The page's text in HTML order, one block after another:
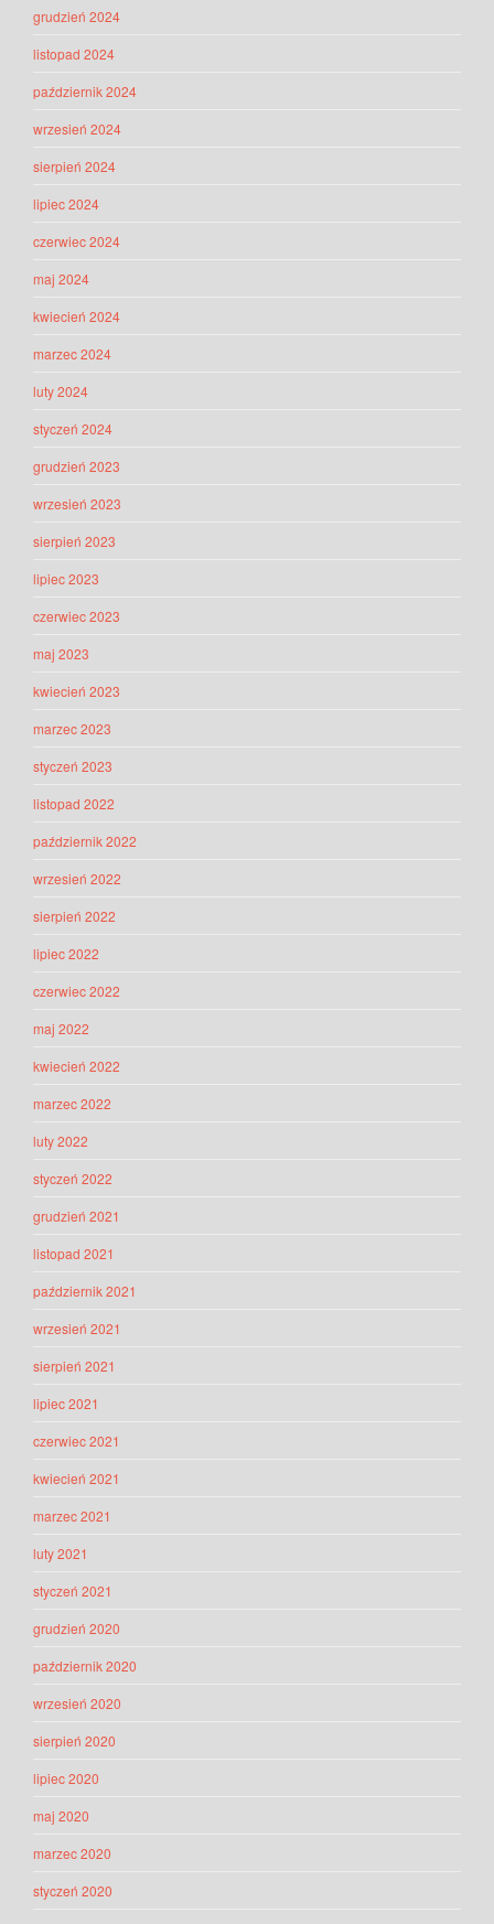
grudzień 2024
listopad 2024
październik 2024
wrzesień 2024
sierpień 2024
lipiec 2024
czerwiec 2024
maj 2024
kwiecień 2024
marzec 2024
luty 2024
styczeń 2024
grudzień 2023
wrzesień 2023
sierpień 2023
lipiec 2023
czerwiec 2023
maj 2023
kwiecień 2023
marzec 2023
styczeń 2023
listopad 2022
październik 2022
wrzesień 2022
sierpień 2022
lipiec 2022
czerwiec 2022
maj 2022
kwiecień 2022
marzec 2022
luty 2022
styczeń 2022
grudzień 2021
listopad 2021
październik 2021
wrzesień 2021
sierpień 2021
lipiec 2021
czerwiec 2021
kwiecień 2021
marzec 2021
luty 2021
styczeń 2021
grudzień 2020
październik 2020
wrzesień 2020
sierpień 2020
lipiec 2020
maj 2020
marzec 2020
styczeń 2020